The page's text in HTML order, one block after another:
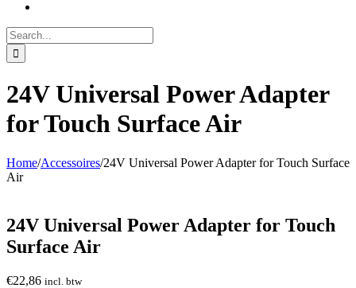
Search
for:
24V Universal Power Adapter
for Touch Surface Air
Home/Accessoires/24V Universal Power Adapter for Touch Surface
Air
24V Universal Power Adapter for Touch
Surface Air
€22,86 incl. btw